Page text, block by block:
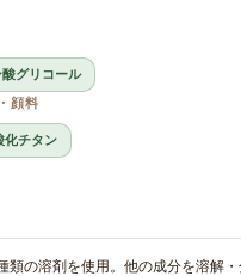
グリコール
顔料
化チタン
類の溶剤を使用。他の成分を溶解